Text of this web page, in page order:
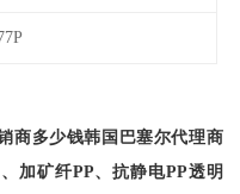
商多少钱韩国巴塞尔代理商
加矿纤PP、抗静电PP透明